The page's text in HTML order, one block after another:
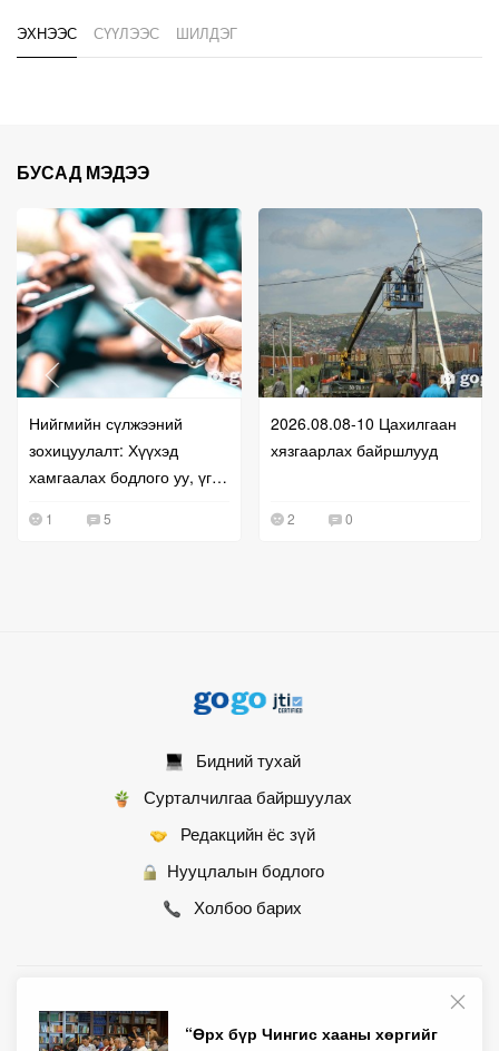
ЭХНЭЭС СҮҮЛЭЭС ШИЛДЭГ
“Өрх бүр Чингис хааны хөргийг
БУСАД МЭДЭЭ
Нийгмийн сүлжээний
зохицуулалт: Хүүхэд
хамгаалах бодлого уу, үг
оролдлого уу?
1 5
2026.08.08-10 Цахилгаан
хязгаарлах байршлууд
2 0
Бидний тухай
Сурталчилгаа байршуулах
Редакцийн ёс зүй
Нууцлалын бодлого
Холбоо барих
© 2007 - 2026 Монгол Контент ХХК • Бүх эрх хуулиар хамгаалагдсан